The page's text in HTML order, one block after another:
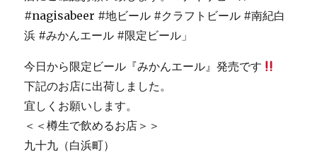
今日から限定ビール『みかんエール』発売です
下記のお店に出荷しました。
宜しくお願いします。
＜＜樽生で飲めるお店＞＞
九十九（白浜町）